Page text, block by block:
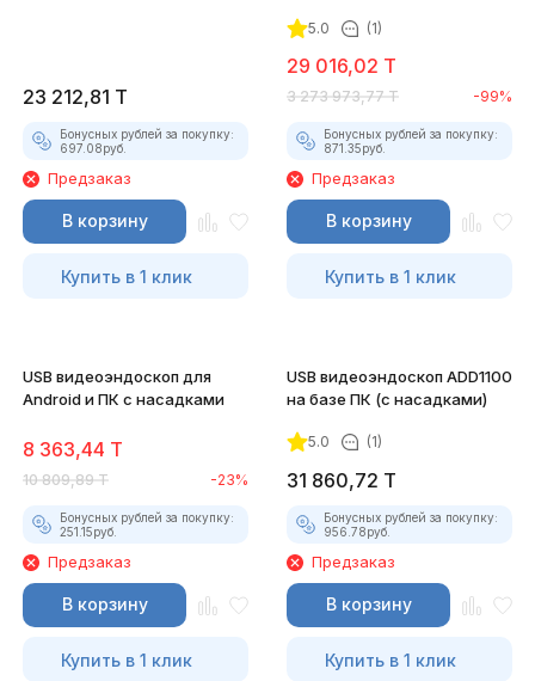
23 212,81 T
Бонусных рублей за покупку:
697.08руб.
Предзаказ
В корзину
Купить в 1 клик
5.0 (1)
29 016,02 T
3 273 973,77 T -99%
Бонусных рублей за покупку:
871.35руб.
Предзаказ
В корзину
Купить в 1 клик
USB видеоэндоскоп для
Android и ПК с насадками
8 363,44 T
10 809,89 T -23%
Бонусных рублей за покупку:
251.15руб.
Предзаказ
В корзину
Купить в 1 клик
USB видеоэндоскоп ADD1100
на базе ПК (с насадками)
5.0 (1)
31 860,72 T
Бонусных рублей за покупку:
956.78руб.
Предзаказ
В корзину
Купить в 1 клик